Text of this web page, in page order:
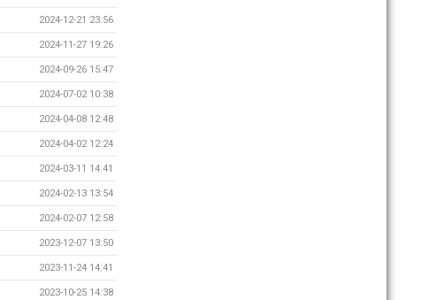
2024-12-21 23:56
2024-11-27 19:26
2024-09-26 15:47
2024-07-02 10:38
2024-04-08 12:48
2024-04-02 12:24
2024-03-11 14:41
2024-02-13 13:54
2024-02-07 12:58
2023-12-07 13:50
2023-11-24 14:41
2023-10-25 14:38